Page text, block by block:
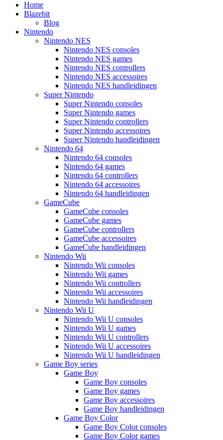
Home
Blazebit
Blog
Nintendo
Nintendo NES
Nintendo NES consoles
Nintendo NES games
Nintendo NES controllers
Nintendo NES accessoires
Nintendo NES handleidingen
Super Nintendo
Super Nintendo consoles
Super Nintendo games
Super Nintendo controllers
Super Nintendo accessoires
Super Nintendo handleidingen
Nintendo 64
Nintendo 64 consoles
Nintendo 64 games
Nintendo 64 controllers
Nintendo 64 accessoires
Nintendo 64 handleidingen
GameCube
GameCube consoles
GameCube games
GameCube controllers
GameCube accessoires
GameCube handleidingen
Nintendo Wii
Nintendo Wii consoles
Nintendo Wii games
Nintendo Wii controllers
Nintendo Wii accessoires
Nintendo Wii handleidingen
Nintendo Wii U
Nintendo Wii U consoles
Nintendo Wii U games
Nintendo Wii U controllers
Nintendo Wii U accessoires
Nintendo Wii U handleidingen
Game Boy series
Game Boy
Game Boy consoles
Game Boy games
Game Boy accessoires
Game Boy handleidingen
Game Boy Color
Game Boy Color consoles
Game Boy Color games